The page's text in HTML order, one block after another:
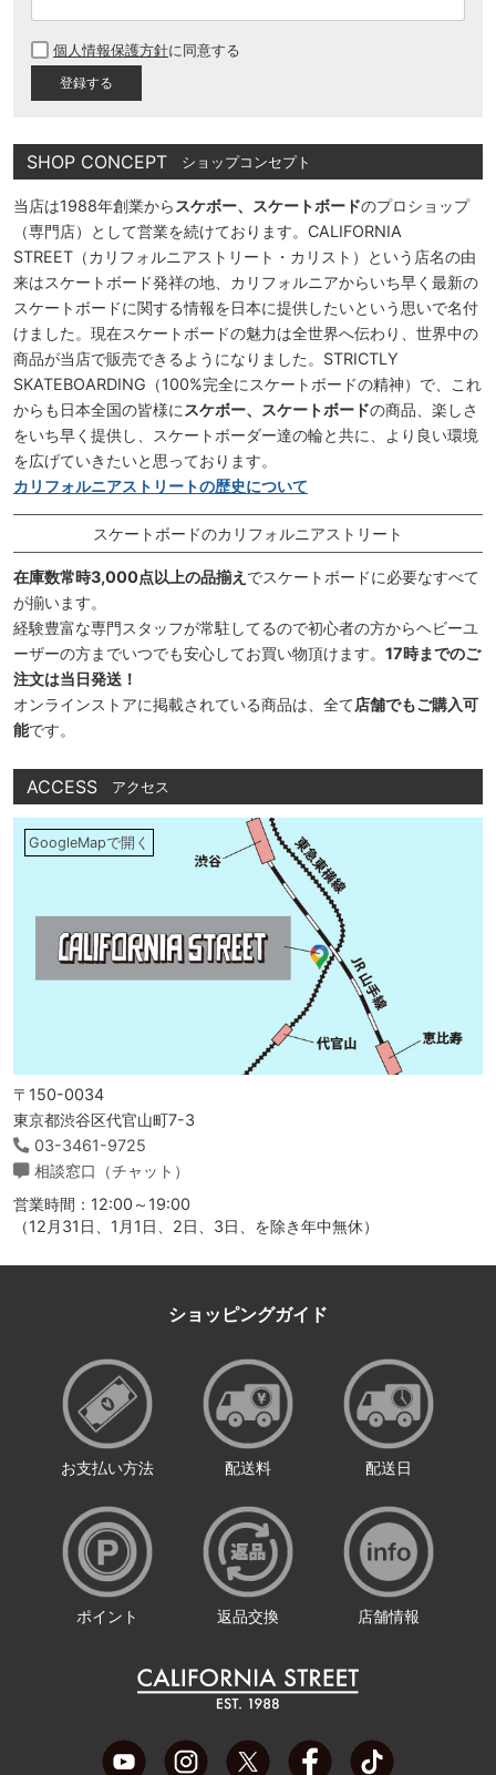
須
個人情報保護方針に同意する
SHOP CONCEPT ショップコンセプト
当店は1988年創業から スケボー、スケートボードのプロショップ
（専門店）として営業を続けております。CALIFORNIA
STREET（カリフォルニアストリート・カリスト）という店名の由
来はスケートボード発祥の地、カリフォルニアからいち早く最新の
スケートボードに関する情報を日本に提供したいという思いで名付
けました。現在スケートボードの魅力は全世界へ伝わり、世界中の
商品が当店で販売できるようになりました。STRICTLY
SKATEBOARDING（100%完全にスケートボードの精神）で、これ
からも日本全国の皆様に スケボー、スケートボードの商品、楽しさ
をいち早く提供し、スケートボーダー達の輪と共に、より良い環境
を広げていきたいと思っております。
カリフォルニアストリートの歴史について
スケートボードのカリフォルニアストリート
在庫数常時3,000点以上の品揃え でスケートボードに必要なすべて
が揃います。
経験豊富な専門スタッフが常駐してるので初心者の方からヘビーユ
ーザーの方までいつでも安心してお買い物頂けます。 17時までのご
注文は当日発送！
オンラインストアに掲載されている商品は、全て店舗でもご購入可
能です。
ACCESS アクセス
GoogleMapで開く
〒150-0034
東京都渋谷区代官山町7-3
03-3461-9725
相談窓口（チャット）
営業時間：12:00～19:00
（12月31日、1月1日、2日、3日、を除き年中無休）
ショッピングガイド
お支払い方法 配送料 配送日
ポイント 返品交換 店舗情報